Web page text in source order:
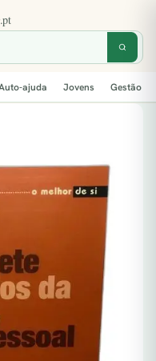
ajuda Jovens Gestão